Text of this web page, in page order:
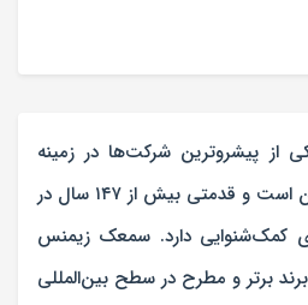
پیشروترین شرکت‌ها در زمینه
فناوری‌های شنوایی در جهان است و قدمتی بیش از ۱۴۷ سال در
کمک‌شنوایی دارد. سمعک زیمنس
(سیگنیا) همواره یکی از ۵ برند برتر و مطرح در سطح بین‌المللی